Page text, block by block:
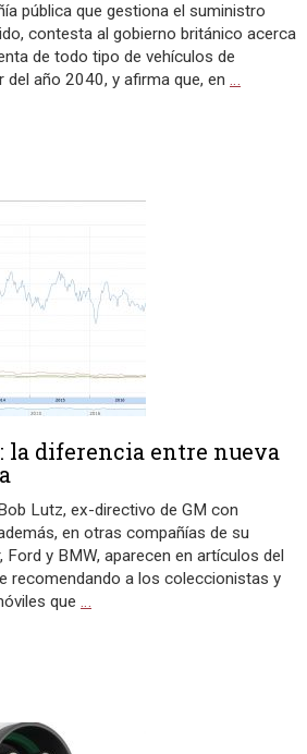
pública que gestiona el suministro
contesta al gobierno británico acerca
de todo tipo de vehículos de
del año 2040, y afirma que, en …
la diferencia entre nueva
Lutz, ex-directivo de GM con
en otras compañías de su
y BMW, aparecen en artículos del
recomendando a los coleccionistas y
que …